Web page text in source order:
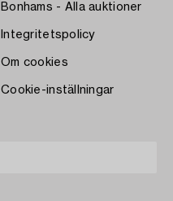
Bonhams - Alla auktioner
Integritetspolicy
Om cookies
Cookie-inställningar